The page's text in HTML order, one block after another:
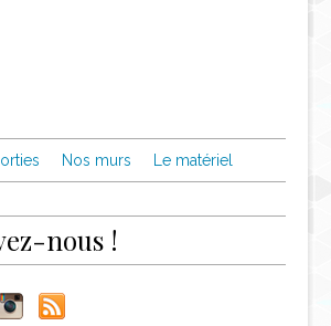
Nos murs Le matériel
nous !